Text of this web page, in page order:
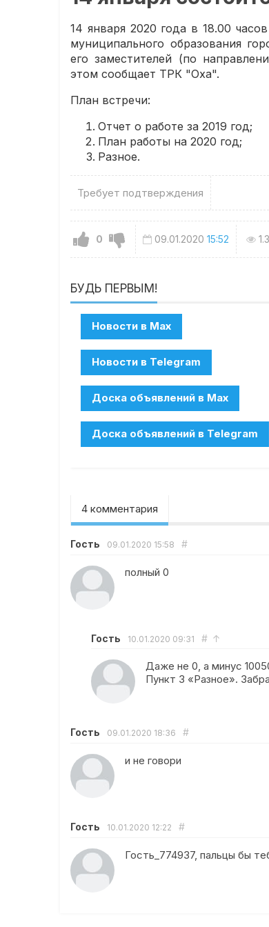
14 января 2020 года в 18.00
муниципального образования
его заместителей (по
этом сообщает ТРК "Оха".
План встречи:
Отчет о работе за 2019 год;
План работы на 2020 год;
Разное.
Требует подтверждения
0 09.01.2020 15:52
БУДЬ ПЕРВЫМ!
4 комментария
Гость 09.01.2020 15:58 #
полный 0
Гость 10.01.2020 09:31 # ↑
Даже не 0, а минус
Пункт 3 «Разное».
Гость 09.01.2020 18:36 #
и не говори
Гость 10.01.2020 12:22 #
Гость_774937, пальцы бы